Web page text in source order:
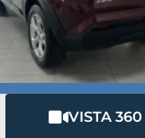
VISTA 360